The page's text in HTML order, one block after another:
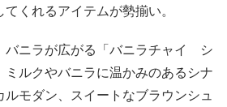
くれるアイテムが勢揃い。
バニラが広がる「バニラチャイ シ
ミルクやバニラに温かみのあるシナ
モダン、スイートなブラウンシュ